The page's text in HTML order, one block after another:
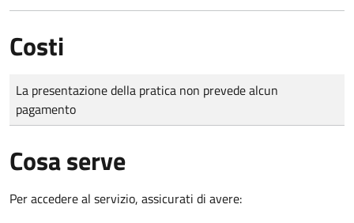
Costi
Tipo di pagamento
Importo
La presentazione della pratica non prevede alcun
pagamento
Cosa serve
Per accedere al servizio, assicurati di avere: